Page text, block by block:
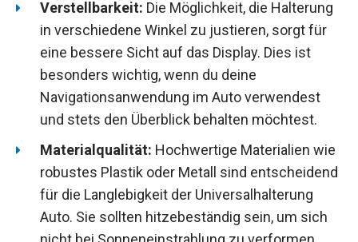
Verstellbarkeit: Die Möglichkeit, die Halterung
in verschiedene Winkel zu justieren, sorgt für
eine bessere Sicht auf das Display. Dies ist
besonders wichtig, wenn du deine
Navigationsanwendung im Auto verwendest
und stets den Überblick behalten möchtest.
Materialqualität: Hochwertige Materialien wie
robustes Plastik oder Metall sind entscheidend
für die Langlebigkeit der Universalhalterung
Auto. Sie sollten hitzebeständig sein, um sich